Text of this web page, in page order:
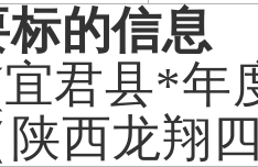
标的信息
君县*年
西龙翔